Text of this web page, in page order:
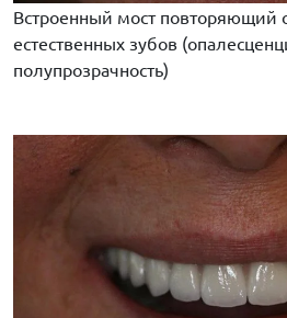
Встроенный мост повторяющий
естественных зубов
полупрозрачность)